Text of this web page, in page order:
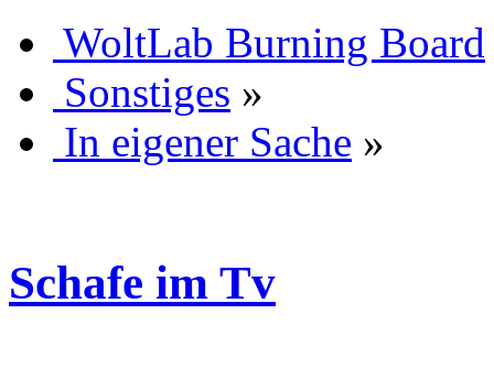
WoltLab Burning Board
Sonstiges »
In eigener Sache »
Schafe im Tv